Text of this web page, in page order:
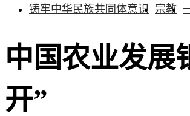
铸牢中华民族共同体意识 宗教
中国农业发展
开”